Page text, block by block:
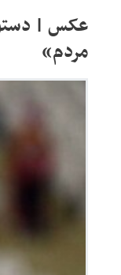
عکس |
مردم»